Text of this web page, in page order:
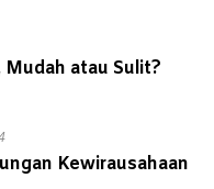
atau Sulit?
Kewirausahaan